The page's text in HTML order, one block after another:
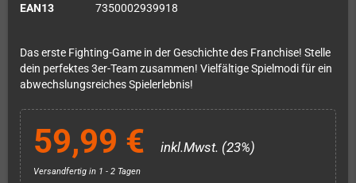
EAN13
7350002939918
Das erste Fighting-Game in der Geschichte des Franchise! Stelle
dein perfektes 3er-Team zusammen! Vielfältige Spielmodi für ein
abwechslungsreiches Spielerlebnis!
59,99 € inkl.Mwst. (23%)
Versandfertig in 1 - 2 Tagen